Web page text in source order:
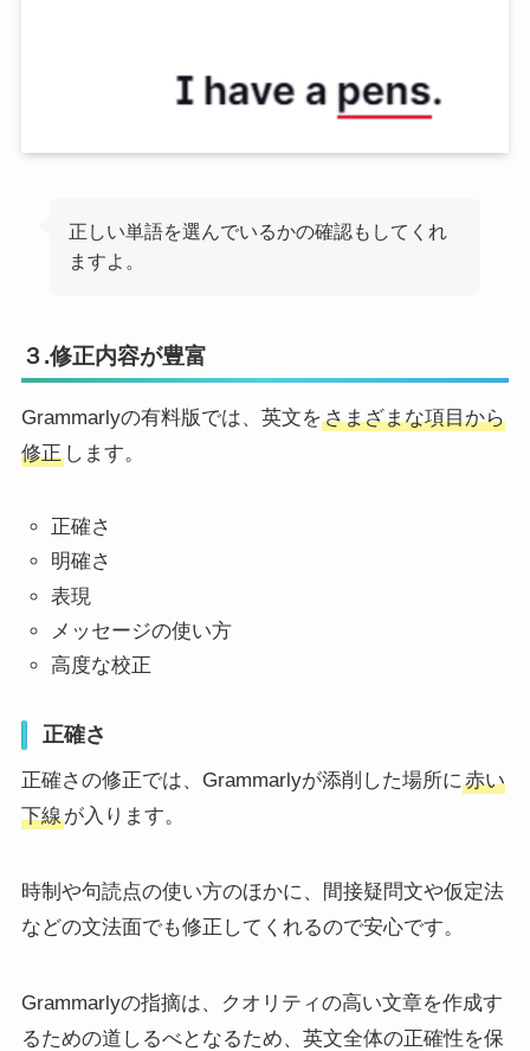
正しい単語を選んでいるかの確認もしてくれ
ますよ。
３.修正内容が豊富
Grammarlyの有料版では、英文をさまざまな項目から
修正します。
正確さ
明確さ
表現
メッセージの使い方
高度な校正
正確さ
正確さの修正では、Grammarlyが添削した場所に赤い
下線が入ります。
時制や句読点の使い方のほかに、間接疑問文や仮定法
などの文法面でも修正してくれるので安心です。
Grammarlyの指摘は、クオリティの高い文章を作成す
るための道しるべとなるため、英文全体の正確性を保